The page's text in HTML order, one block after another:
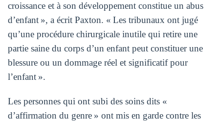
croissance et à son développement constitue un abus
d’enfant », a écrit Paxton. « Les tribunaux ont jugé
qu’une procédure chirurgicale inutile qui retire une
partie saine du corps d’un enfant peut constituer une
blessure ou un dommage réel et significatif pour
l’enfant ».
Les personnes qui ont subi des soins dits «
d’affirmation du genre » ont mis en garde contre les